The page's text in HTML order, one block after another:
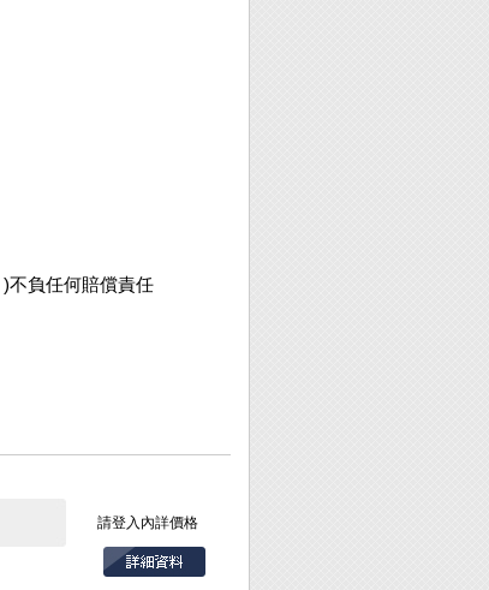
不負任何賠償責任
請登入內詳價格